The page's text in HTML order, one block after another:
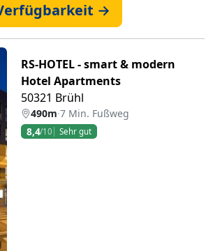
→
RS-HOTEL - smart & modern
Hotel Apartments
50321 Brühl
490m·7 Min. Fußweg
8,4/10 Sehr gut